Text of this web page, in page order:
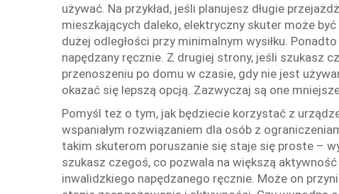
używać. Na przykład, jeśli planujesz długie
mieszkających daleko, elektryczny skuter może
dużej odległości przy minimalnym wysiłku.
napędzany ręcznie. Z drugiej strony, jeśli szukasz
przenoszeniu po domu w czasie, gdy nie jest
okazać się lepszą opcją. Zazwyczaj są one
Pomyśl też o tym, jak będziecie korzystać z
wspaniałym rozwiązaniem dla osób z
takim skuterom poruszanie się staje się proste –
szukasz czegoś, co pozwala na większą
inwalidzkiego napędzanego ręcznie. Może on